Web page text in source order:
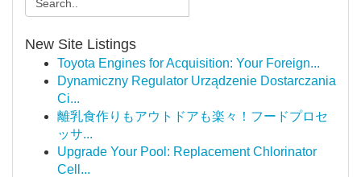
New Site Listings
Toyota Engines for Acquisition: Your Foreign...
Dynamiczny Regulator Urządzenie Dostarczania
Ci...
離乳食作りもアウトドアも楽々！フードプロセ
ッサ...
Upgrade Your Pool: Replacement Chlorinator
Cell...